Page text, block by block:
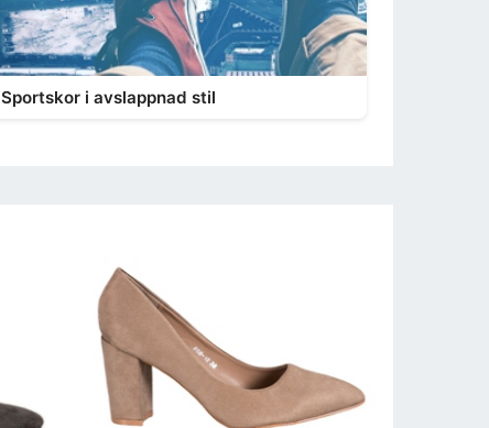
Sportskor i avslappnad stil